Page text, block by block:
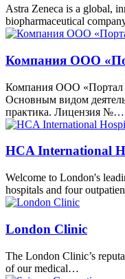
Astra Zeneca is a global,
biopharmaceutical
Компания ООО
Компания ООО «Портал
Основным видом
практика. Лицензия №…
HCA International
Welcome to London's
hospitals and four
London Clinic
The London Clinic’s
of our medical…